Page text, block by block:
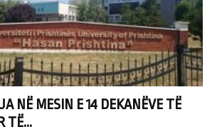
NË MESIN E 14 DEKANËVE TË
TË...